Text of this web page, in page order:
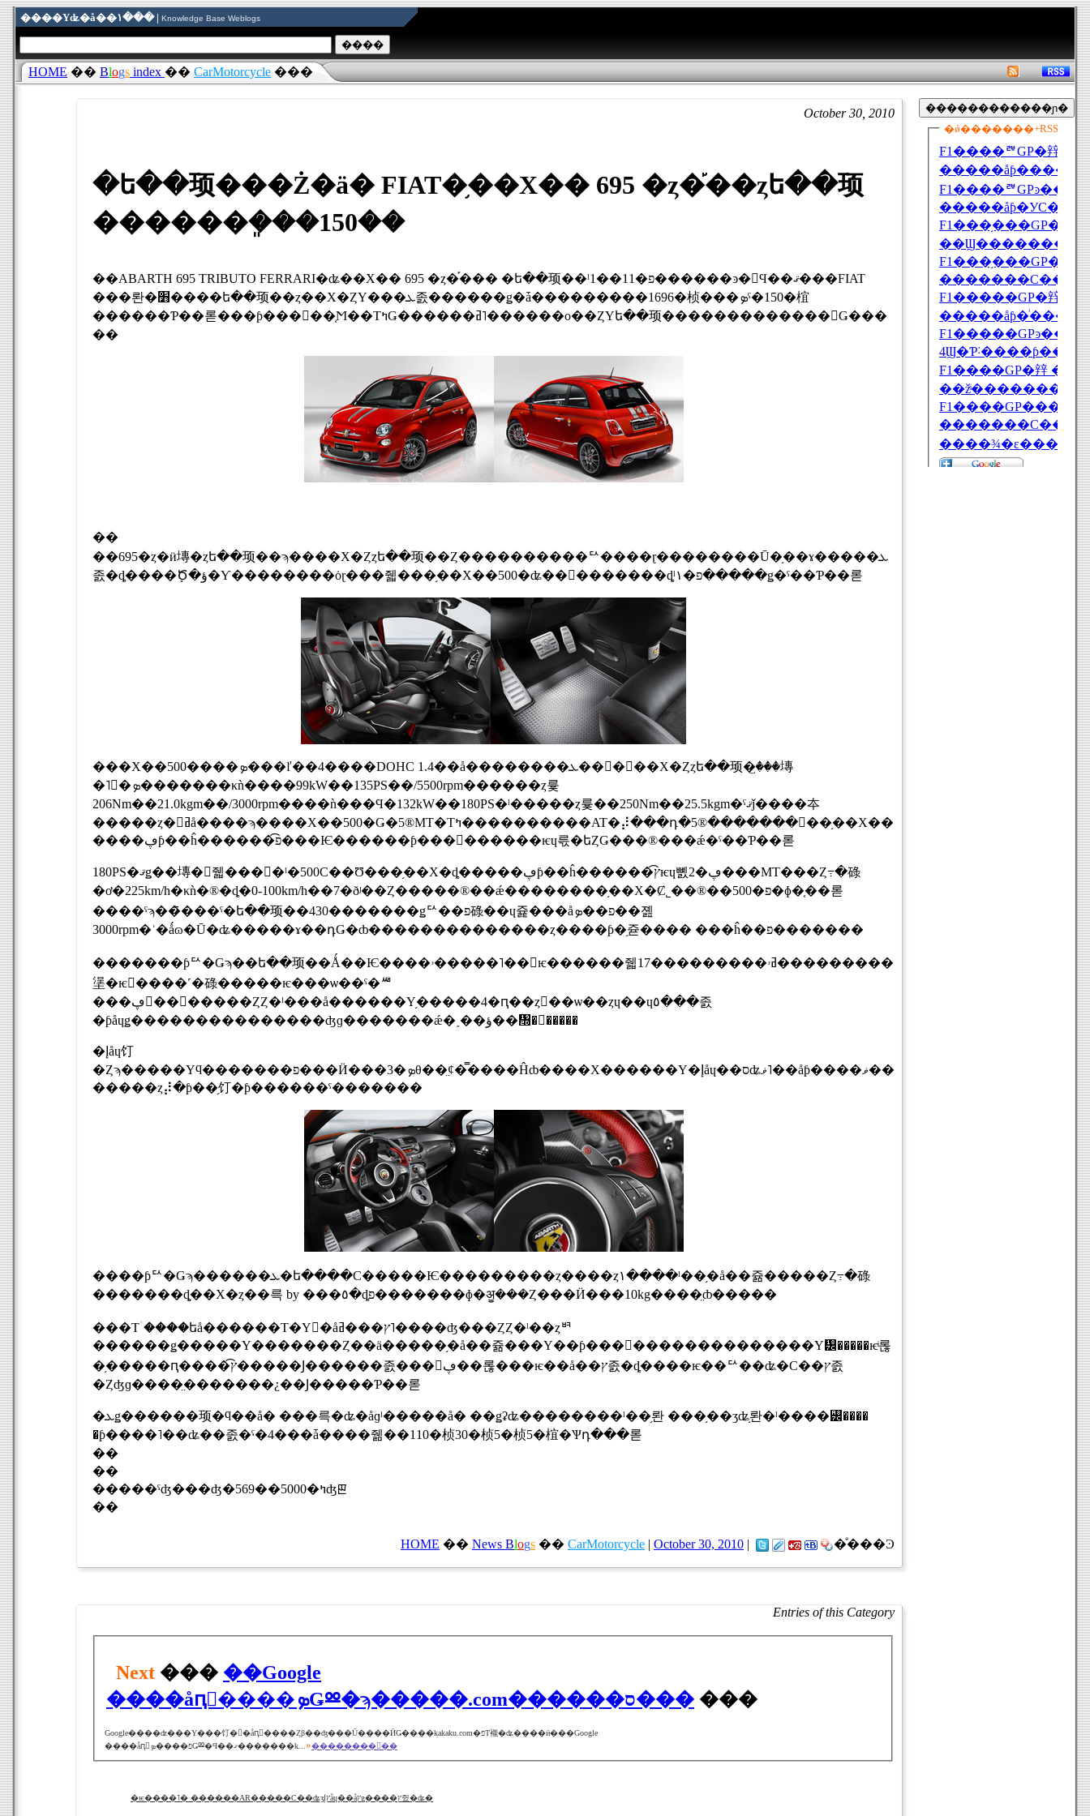
����Υʥ�å��١��� | Knowledge Base Weblogs
HOME �� Blogs index �� CarMotorcycle ���
October 30, 2010
�ե��顼���Ż�ä� FIAT�֥��Х�� 695 �ȥ�֡��ȥե��顼
������ܸ���150��
��ABARTH 695 TRIBUTO FERRARI�ʥ��Х�� 695 �ȥ�֡��� �ե��顼��ˡפ�11��1������ͽ�󳫻Ϥ��ޤ���FIAT
���롼�׻����ե��顼��ȥ��Х�ȤΥ���ܥ졼������ǥ�ǡ���������1696�桢���ܤˤ�150�椬
������Ƥ��롣���ƥ���󥰰��֤Ϻ��ΤߤǤ������ߥ˥������ο��ȤΥե��顼�������������󥹤Ǥ���
��
��
��695�ȥ�ӥ塼�ȥե��顼��ϡ����Х�Ȥȥե��顼��Ȥ����������ꥢ����ɽ��������Ū�֥��ɤ�����ܥ
졼�ȡ����ܻԾ�ؤ�Ƴ��������ȯɽ���줿���֥��Х��500�ʥ��󥯥�������ȡˡפ�١�����ǥ�ˤ��Ƥ��롣
���Х��500����ܤ���ľ��4����DOHC 1.4��å��������ܥ��󥸥�򡢥��Х�Ȥȥե��顼�꤬���塼
�˥󥰤�ܤ�������κǹ����99kW��135PS��/5500rpm������ȥ륯
206Nm��21.0kgm��/3000rpm����ǹ���Ϥ�132kW��180PS�ˡ�����ȥ륯��250Nm��25.5kgm�ˤޤǰ����夲
�����ȥ�󥹥ߥå����ϡ����Х��500�Ǥ�5®MT�Τߤ����������AT�⡼���դ�5®�������󥷥��֥��Х��
����ڥƥ��ĥ������͡פ���Ѥ������ƥ���󥰤������ѥɥ륷�եȤǤ���®���ǽ�ˤ��Ƥ��롣
180PS�ޤǥ��塼�󤵤줿���󥸥�ˡ�500C��Ʊ���֥��Х�ȡ�����ڥƥ��ĥ������͡ץѥɥ뼰2�ڥ���MT���Ȥ߹�碌
�ơ�225km/h�κǹ�®�ȡ�0-100km/h��7�ðʲ��Ȥ�����®��ǽ��������֥��Х�Ȼ˾��®��500�פ�ɸ�֤��롣
����ˤϡ��⳰���ˤ�ե��顼��430�������ǥꥢ��פ碌��ɥ쥹���åפ��ܤ��졢
3000rpm�ʾ�ǻɷ�Ū�ʥ�����ɤ��դǤ�ȸ��������������ȥ����ƥ�֥쥳���� ���ĥ��פ�������
�������ƥꥢ�Ǥϡ��ե��顼��Ǻ��Ѥ����ۥ�����˥��󥹥ѥ������줿17���������ߥۥ���������
塣�ѥ����˹�碌�����ѥ���ѡ��ˤ�ꥵ
���ڥ󥷥��򶯲�����ȤȤ�ˡ���å������Υ֥�����4�ԥ��ȥ󥭥��ѡ��ȥɥ��ɥ٥���졼
�ƥåɥǥ���������������ʤɡ�������ǽ�˰��ؤ��᤭�򤫤�����
�إåɥ饤
�Ȥϡ�����Υϥ�������פ���Ӥ���3�ܤθ��̤ȼ�̿����Ĥȸ����Х������Υ�إåɥ��סʥޥ˥��åƥ����ޥ��
�����ȥ⡼�ƥ��֥饤�ƥ������ˤ�������
����ƥꥢ�Ǥϡ������ܥ�ե����С�����Ѥ���������ȥ����ȥ١����ˡ��֥�å��쥶�����Ȥ߹�碌
�������ȡ֥��Х�ȥ��륵 by ���٥�ȡפ�������ɸ�ॷ���Ȥ���Ӥ���10kg����̤ȸ�����
���Τۤ����եå������Τ�Υ󥹥�åץ���ߥ˥����ʤ���ȤȤ�ˡ��ȥꥳ
������ǥ�����Υ�������Ȥ��ä�����֥�å��쥶���Υ��ƥ���󥰡��������������Υ᡼�����ѥͥ롢
�֥�����ԥ����͡ץ�����Ϳ������졼���󥰥ڥ��롢���ѥ��å��ץ졼�ȡ����ѥ��ꥢ��ʥ�С��ץ졼
�Ȥʤɡ����̤�������¿��Ϳ�����Ƥ��롣
�ܥǥ������顼�ϥ��å� ���륵�ʥ�åɡˡ�����å� ��ǥʡʥ��������ˡ��֥롼 ���֥��ӡʥ֥롼�ˡ����꡼����
�ƥ����˥��ʥ��졼�ˤ�4���ǡ����줾��110�桢30�桢5�桢5�椬�Ѱդ���롣
��
��
�����ˤʤ���ʤ�569��5000�ߤʤꡣ
��
HOME �� News Blogs �� CarMotorcycle | October 30, 2010 | �ͤ���Ͽ
Entries of this Category
Next ��� ��Google
����åԥ󥰡����ܤǤⳫ�ϡ�����.com������ס��� ���
Google����ʣ���Υ���饤�󥷥�åԥ󥰥����Ȥβ��ʤ���Ū����ӤǤ����kakaku.com�פΤ褦�ʥ����ӥ���Google
����åԥ󥰡פ����ܤǤⳫ�Ϥ��ޤ�������k...»��������򸫤��
�ѥ����˥� ������AR�����С��ʥӡץإåɥ��åץǥ����ץ쥤�ʥ�